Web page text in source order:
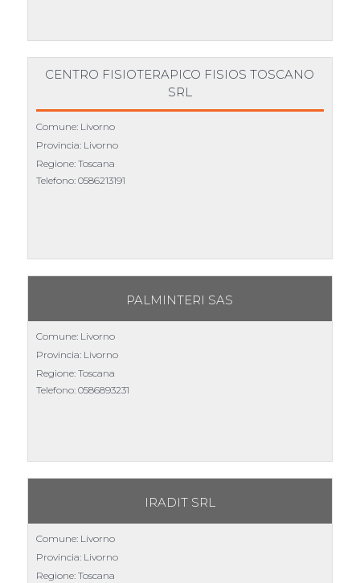
CENTRO FISIOTERAPICO FISIOS TOSCANO
SRL
Comune: Livorno
Provincia: Livorno
Regione: Toscana
Telefono: 0586213191
PALMINTERI SAS
Comune: Livorno
Provincia: Livorno
Regione: Toscana
Telefono: 0586893231
IRADIT SRL
Comune: Livorno
Provincia: Livorno
Regione: Toscana